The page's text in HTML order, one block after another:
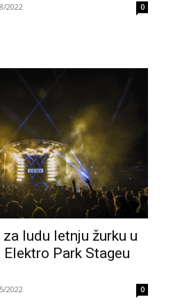
2022 0
ludu letnju žurku u
Park Stageu
2022 0